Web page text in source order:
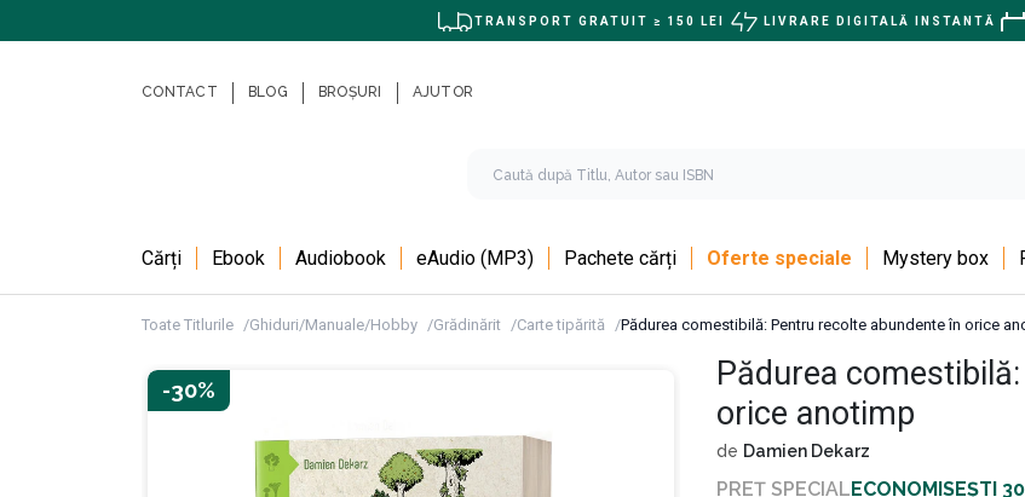
TRANSPORT GRATUIT ≥ 150 LEI LIVRARE DIGITALĂ INSTANTĂ
CONTACT BLOG BROȘURI AJUTOR
Cărți Ebook Audiobook eAudio (MP3) Pachete cărți Oferte speciale Mystery box
Toate Titlurile Ghiduri/Manuale/Hobby Grădinărit Carte tipărită Pădurea comestibilă: Pentru recolte abundente în orice
-30%
Pădurea
orice anotimp
de Damien Dekarz
PREȚ SPECIALECONOMISEȘTI